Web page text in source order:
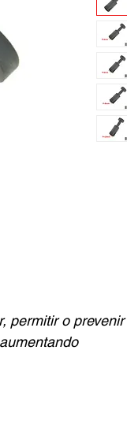
permitir o prevenir